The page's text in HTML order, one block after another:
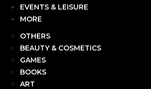
EVENTS & LEISURE
MORE
OTHERS
BEAUTY & COSMETICS
GAMES
BOOKS
ART